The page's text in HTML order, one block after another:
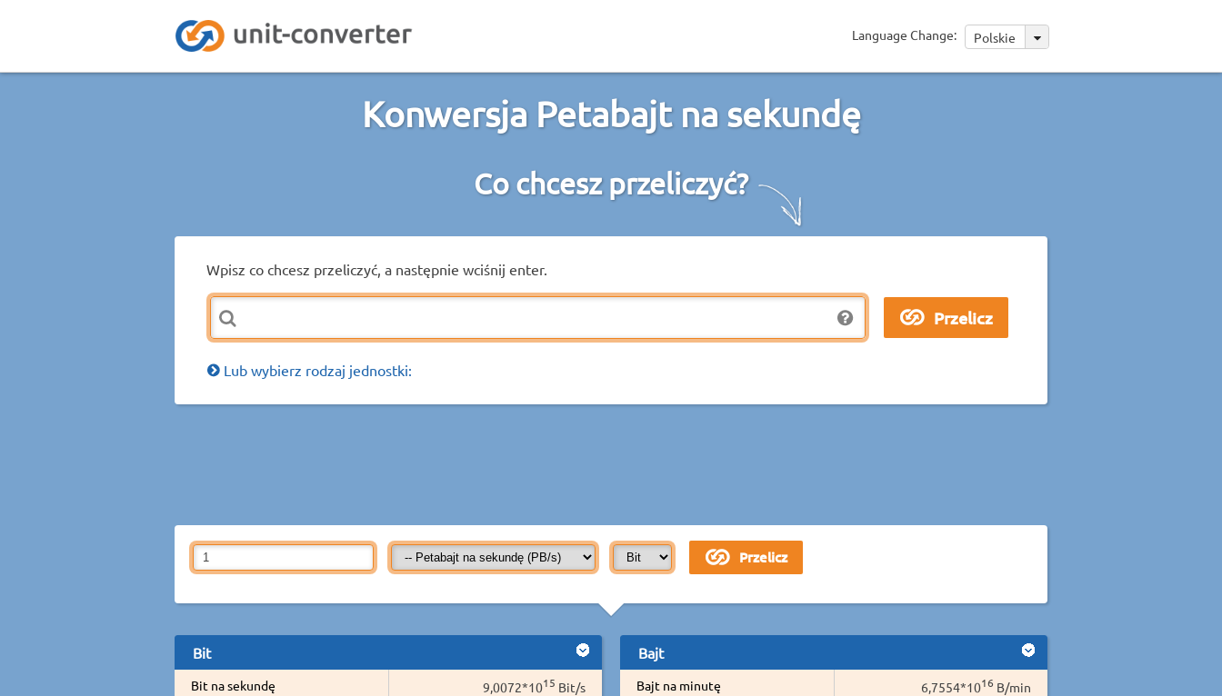
Language Change: Polskie
Konwersja Petabajt na sekundę
Co chcesz przeliczyć?
Wpisz co chcesz przeliczyć, a następnie wciśnij enter.
Lub wybierz rodzaj jednostki:
Bit
Bit na sekundę 9,0072*1015 Bit/s
Bajt
Bajt na minutę 6,7554*1016 B/min